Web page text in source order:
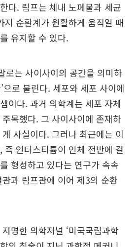
다. 림프는 체내 노폐물과 세균
지 순환계가 원활하게 움직일 때
유지할 수 있다.
로는 사이사이의 공간을 의미하
으로 불린다. 세포와 세포 사이에
이다. 과거 의학계는 세포 자체
목했다. 그 사이사이에 존재하
사실이다. 그러나 최근에는 이
즉 인터스티튬이 인체 전반에 걸
형성하고 있다는 연구가 속속
과 림프관에 이어 제3의 순환
명한 의학저널 ‘미국국립과학